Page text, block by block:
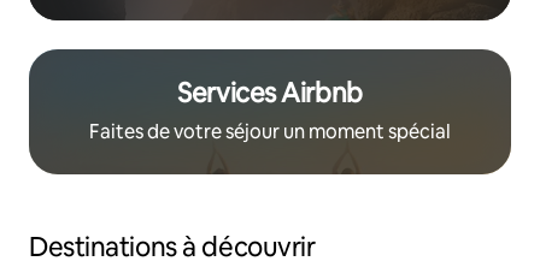
Services Airbnb
Faites de votre séjour un moment spécial
Destinations à découvrir